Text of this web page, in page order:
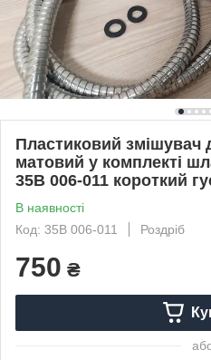
Пластиковий змішувач
матовий у комплекті
35B 006-011 короткий
В наявності
Код: 35B 006-011
Роздріб
750 ₴